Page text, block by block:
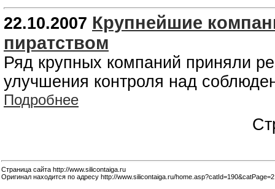
22.10.2007 Крупнейшие
пиратством
Ряд крупных компаний приняли
улучшения контроля над
Подробнее
Страница сайта http://www.silicontaiga.ru
Оригинал находится по адресу http://www.silicontaiga.ru/home.asp?catId=190&catPage=2